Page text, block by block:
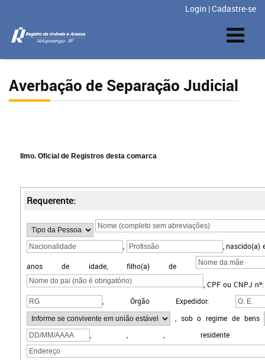
Login |Cadastre-se
Averbação de Separação Judicial
Ilmo. Oficial de Registros desta comarca
Requerente:
, nascido(a)
anos de idade, filho(a) de
CPF ou CNPJ
Órgão Expedidor:
sob o regime de bens
, residente e